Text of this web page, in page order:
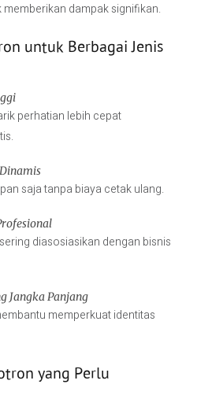
dampak signifikan.
untuk Berbagai Jenis
perhatian lebih cepat
saja tanpa biaya cetak ulang.
diasosiasikan dengan bisnis
Jangka Panjang
memperkuat identitas
yang Perlu